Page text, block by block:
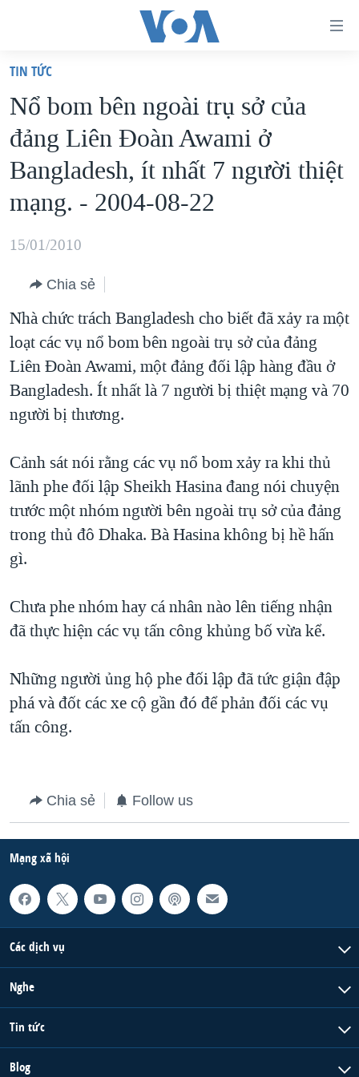
truy
cập
Tới
nội
chính
Tới
hướng
chính
Đi
tới
"Tìm"
VIỆT NAM
HOA KỲ
BIỂN ĐÔNG
THẾ GIỚI
MỤC
TỰ DO BÁO CHÍ
VẠCH TRẦN TIN GIẢ
NGƯỜI VIỆT HẢI NGOẠI
KHOA HỌC
SỨC KHOẺ
VĂN HOÁ
CHUYÊN ĐỀ
CHIẾN TRANH THƯƠNG MẠI CỦA MỸ: QUÁ KHỨ VÀ HIỆN
TẠI
HÀNH TRÌNH BẦU CỬ 2024
MỘT NĂM CHIẾN TRANH TẠI DẢI GAZA
NGÀY TỊ NẠN THẾ GIỚI
TRỊNH VĨNH BÌNH - NGƯỜI HẠ 'BÊN THẮNG CUỘC'
GROUND ZERO – XƯA VÀ NAY
THƯỢNG ĐỈNH TRUMP-KIM TẠI VIỆT NAM
NGƯ DÂN VIỆT VÀ LÀN SÓNG TRỘM HẢI SÂM
BÊN KIA QUỐC LỘ: TIẾNG VỌNG TỪ NÔNG THÔN MỸ
QUAN HỆ VIỆT MỸ
HỌC TIẾNG ANH
VIDEO
NGHE
Ngôn ngữ khác
TIN TỨC
Nổ bom bên ngoài trụ sở của
đảng Liên Đoàn Awami ở
Bangladesh, ít nhất 7 người thiệt
mạng. - 2004-08-22
15/01/2010
Chia sẻ
Nhà chức trách Bangladesh cho biết đã xảy ra một
loạt các vụ nổ bom bên ngoài trụ sở của đảng
Liên Đoàn Awami, một đảng đối lập hàng đầu ở
Bangladesh. Ít nhất là 7 người bị thiệt mạng và 70
người bị thương.
Cảnh sát nói rằng các vụ nổ bom xảy ra khi thủ
lãnh phe đối lập Sheikh Hasina đang nói chuyện
trước một nhóm người bên ngoài trụ sở của đảng
trong thủ đô Dhaka. Bà Hasina không bị hề hấn
gì.
Chưa phe nhóm hay cá nhân nào lên tiếng nhận
đã thực hiện các vụ tấn công khủng bố vừa kể.
Những người ủng hộ phe đối lập đã tức giận đập
phá và đốt các xe cộ gần đó để phản đối các vụ
tấn công.
Chia sẻ Follow us
Mạng xã hội
Các dịch vụ
Nghe
Tin tức
Blog